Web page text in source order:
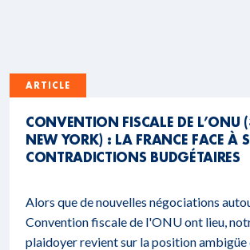
ARTICLE
CONVENTION FISCALE DE L’ONU
NEW YORK) : LA FRANCE FACE À
CONTRADICTIONS BUDGÉTAIRES
Alors que de nouvelles négociations
Convention fiscale de l'ONU ont lieu,
plaidoyer revient sur la position ambigüe